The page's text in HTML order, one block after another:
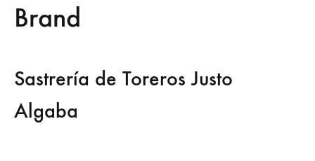
Brand
Sastrería de Toreros Justo
Algaba